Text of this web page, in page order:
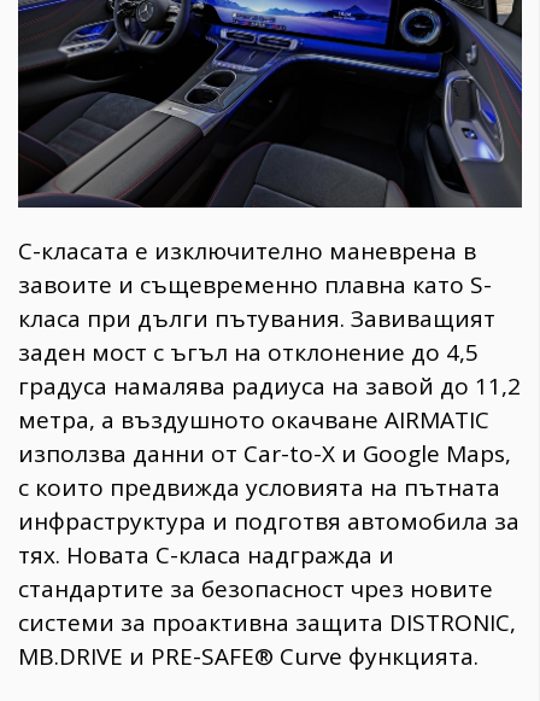
С-класата е изключително маневрена в
завоите и същевременно плавна като S-
класа при дълги пътувания. Завиващият
заден мост с ъгъл на отклонение до 4,5
градуса намалява радиуса на завой до 11,2
метра, а въздушното окачване AIRMATIC
използва данни от Car-to-X и Google Maps,
с които предвижда условията на пътната
инфраструктура и подготвя автомобила за
тях. Новата С-класа надгражда и
стандартите за безопасност чрез новите
системи за проактивна защита DISTRONIC,
MB.DRIVE и PRE-SAFE® Curve функцията.